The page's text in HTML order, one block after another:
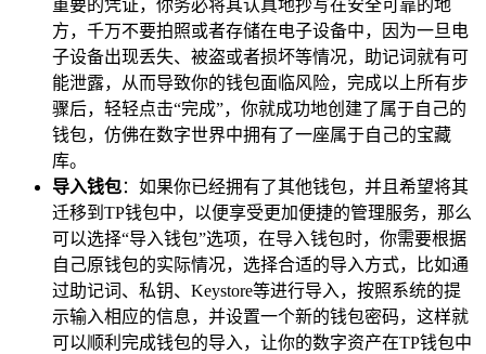
重要的凭证，你务必将其认真地抄写在安全可靠的地
方，千万不要拍照或者存储在电子设备中，因为一旦电
子设备出现丢失、被盗或者损坏等情况，助记词就有可
能泄露，从而导致你的钱包面临风险，完成以上所有步
骤后，轻轻点击“完成”，你就成功地创建了属于自己的
钱包，仿佛在数字世界中拥有了一座属于自己的宝藏
库。
导入钱包：如果你已经拥有了其他钱包，并且希望将其
迁移到TP钱包中，以便享受更加便捷的管理服务，那么
可以选择“导入钱包”选项，在导入钱包时，你需要根据
自己原钱包的实际情况，选择合适的导入方式，比如通
过助记词、私钥、Keystore等进行导入，按照系统的提
示输入相应的信息，并设置一个新的钱包密码，这样就
可以顺利完成钱包的导入，让你的数字资产在TP钱包中